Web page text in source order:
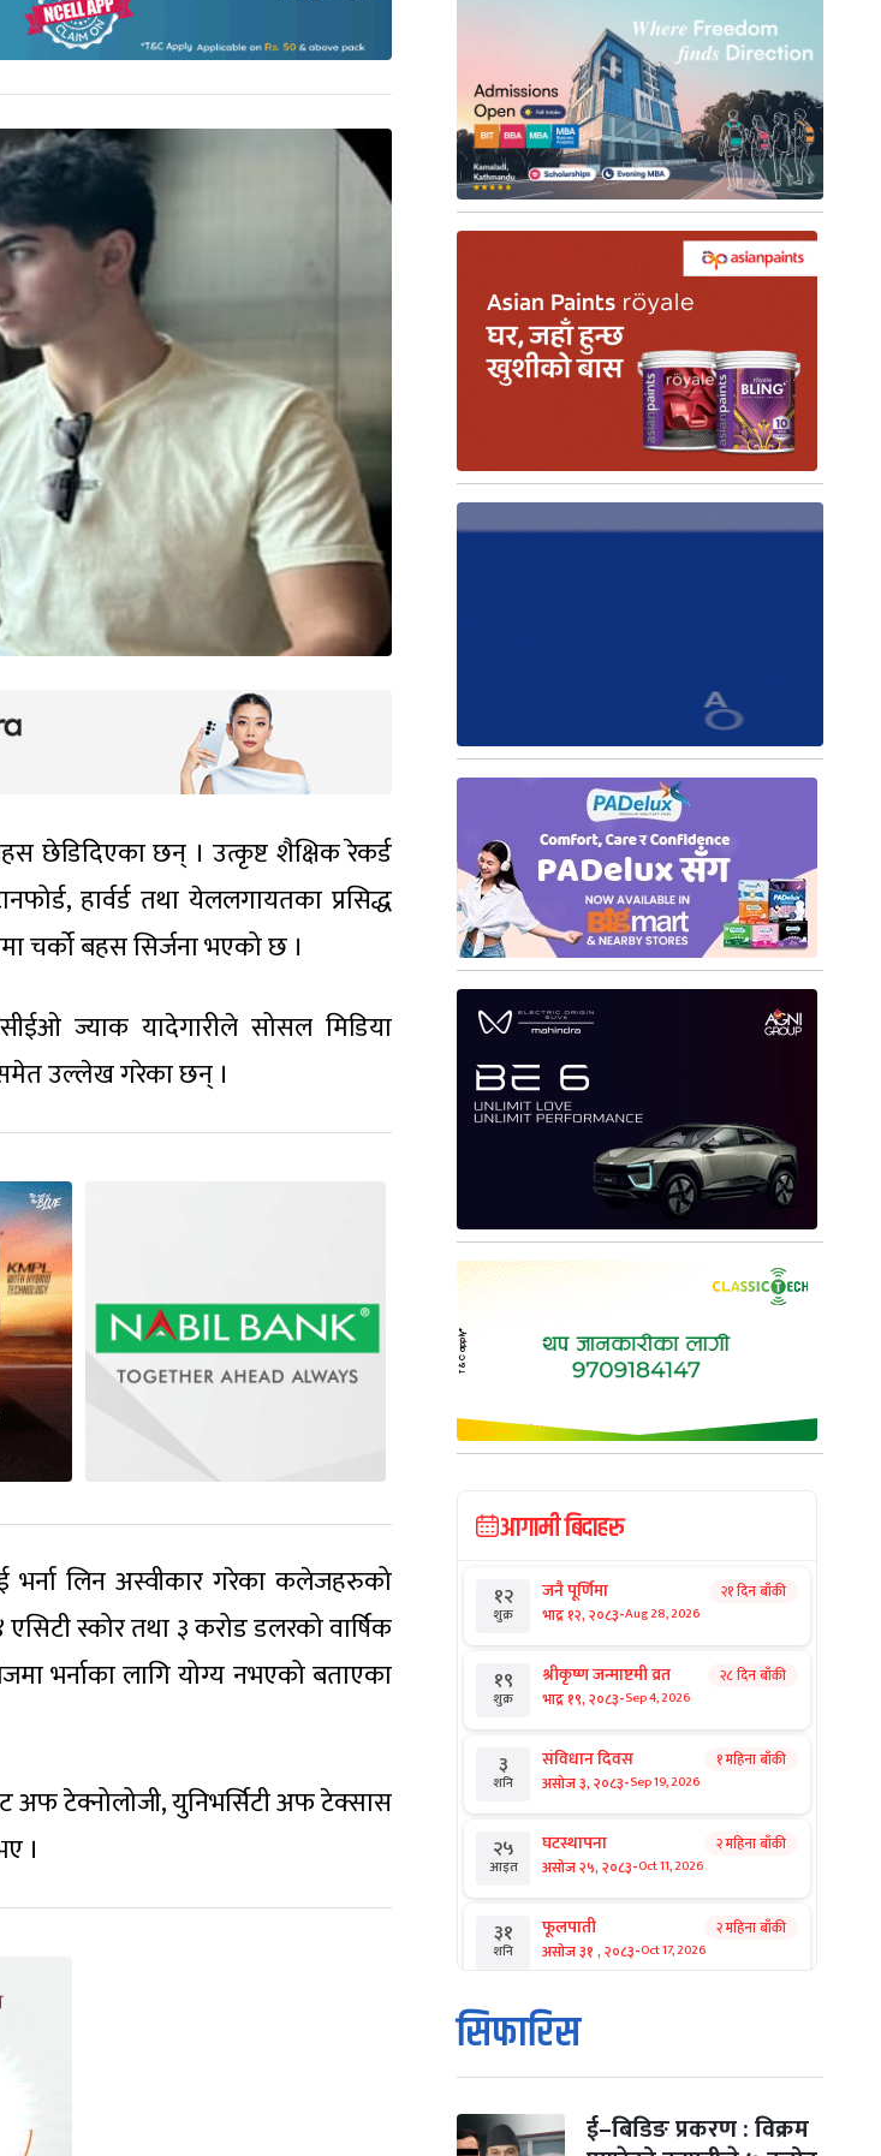
छेडिदिएका छन् । उत्कृष्ट शैक्षिक रेकर्ड
हार्वर्ड तथा येललगायतका प्रसिद्ध
बहस सिर्जना भएको छ ।
ज्याक यादेगारीले सोसल मिडिया
समेत उल्लेख गरेका छन् ।
लिन अस्वीकार गरेका कलेजहरुको
स्कोर तथा ३ करोड डलरको वार्षिक
भर्नाका लागि योग्य नभएको बताएका
अफ टेक्नोलोजी, युनिभर्सिटी अफ टेक्सास
।
आगामी बिदाहरु
१२
शुक्र
जनै पूर्णिमा
भाद्र १२, २०८३-Aug 28, 2026
२१ दिन बाँकी
१९
शुक्र
श्रीकृष्ण जन्माष्टमी व्रत
भाद्र १९, २०८३-Sep 4, 2026
२८ दिन बाँकी
३
शनि
संविधान दिवस
असोज ३, २०८३-Sep 19, 2026
१ महिना बाँकी
२५
आइत
घटस्थापना
असोज २५, २०८३-Oct 11, 2026
२ महिना बाँकी
३१
शनि
फूलपाती
असोज ३१ , २०८३-Oct 17, 2026
२ महिना बाँकी
१
आइत
कार्तिक सङ्क्रान्ति
कार्तिक १, २०८३
मंगल कार्तिक ३, २०८३-Oct 20, 2026
सिफारिस
ई–बिडिङ प्रकरण : विक्रम